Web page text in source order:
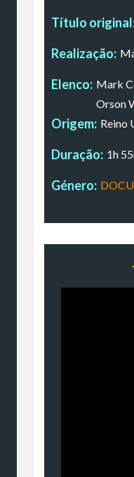
Título
Realização:
Elenco: Mark
Orson
Origem: Reino
Duração: 1h
Género: